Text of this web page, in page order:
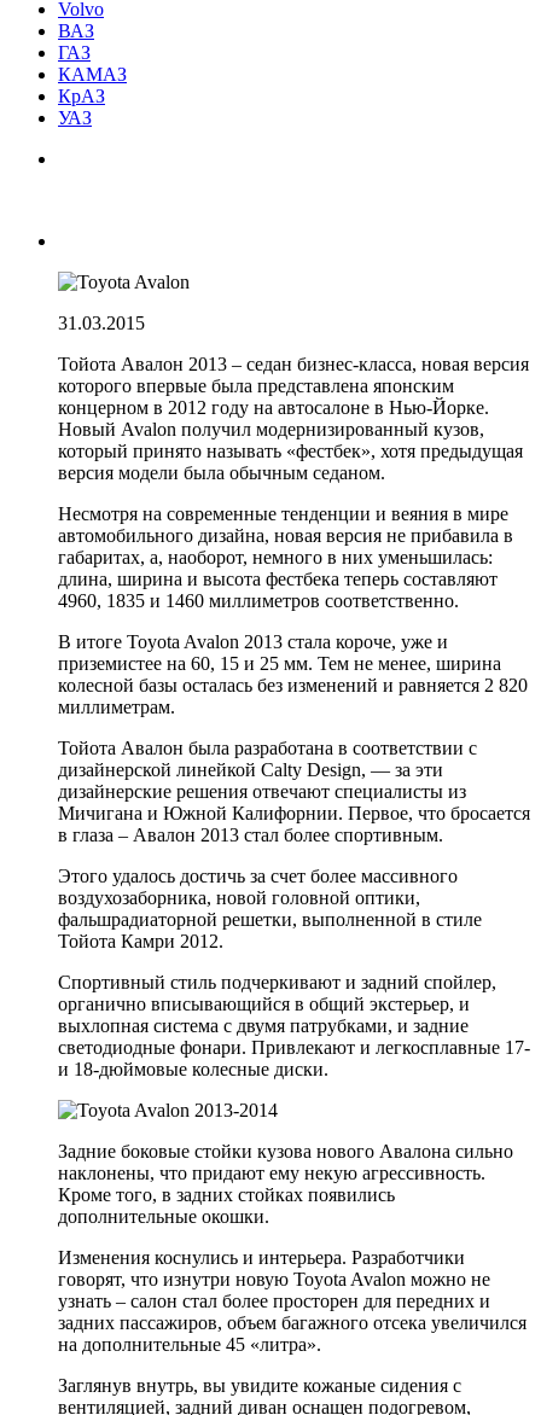
Volvo
ВАЗ
ГАЗ
КАМАЗ
КрАЗ
УАЗ
31.03.2015
Тойота Авалон 2013 – седан бизнес-класса, новая версия
которого впервые была представлена японским
концерном в 2012 году на автосалоне в Нью-Йорке.
Новый Avalon получил модернизированный кузов,
который принято называть «фестбек», хотя предыдущая
версия модели была обычным седаном.
Несмотря на современные тенденции и веяния в мире
автомобильного дизайна, новая версия не прибавила в
габаритах, а, наоборот, немного в них уменьшилась:
длина, ширина и высота фестбека теперь составляют
4960, 1835 и 1460 миллиметров соответственно.
В итоге Toyota Avalon 2013 стала короче, уже и
приземистее на 60, 15 и 25 мм. Тем не менее, ширина
колесной базы осталась без изменений и равняется 2 820
миллиметрам.
Тойота Авалон была разработана в соответствии с
дизайнерской линейкой Cаlty Design, — за эти
дизайнерские решения отвечают специалисты из
Мичигана и Южной Калифорнии. Первое, что бросается
в глаза – Авалон 2013 стал более спортивным.
Этого удалось достичь за счет более массивного
воздухозаборника, новой головной оптики,
фальшрадиаторной решетки, выполненной в стиле
Тойота Камри 2012.
Спортивный стиль подчеркивают и задний спойлер,
органично вписывающийся в общий экстерьер, и
выхлопная система с двумя патрубками, и задние
светодиодные фонари. Привлекают и легкосплавные 17-
и 18-дюймовые колесные диски.
Задние боковые стойки кузова нового Авалона сильно
наклонены, что придают ему некую агрессивность.
Кроме того, в задних стойках появились
дополнительные окошки.
Изменения коснулись и интерьера. Разработчики
говорят, что изнутри новую Toyota Avalon можно не
узнать – салон стал более просторен для передних и
задних пассажиров, объем багажного отсека увеличился
на дополнительные 45 «литра».
Заглянув внутрь, вы увидите кожаные сидения с
вентиляцией, задний диван оснащен подогревом,